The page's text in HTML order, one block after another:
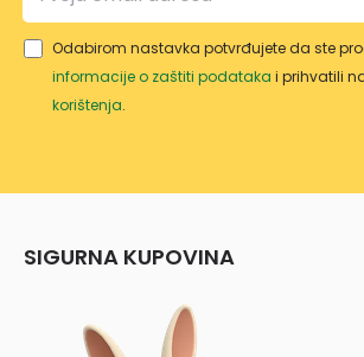
Odabirom nastavka potvrđujete da ste
informacije o zaštiti podataka i prihvatili
korištenja.
SIGURNA KUPOVINA